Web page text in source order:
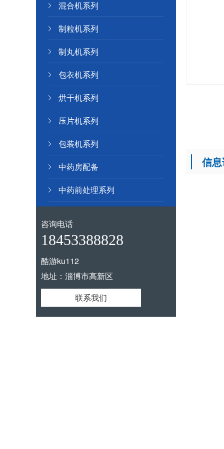
混合机系列
制粒机系列
制丸机系列
包衣机系列
烘干机系列
压片机系列
包装机系列
中药房配备
中药前处理系列
咨询电话
18453388828
酷游ku112
地址：淄博市高新区
联系我们
信